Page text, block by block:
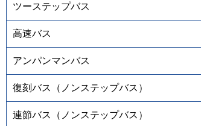
ツーステップバス
高速バス
アンパンマンバス
復刻バス（ノンステップバス）
連節バス（ノンステップバス）